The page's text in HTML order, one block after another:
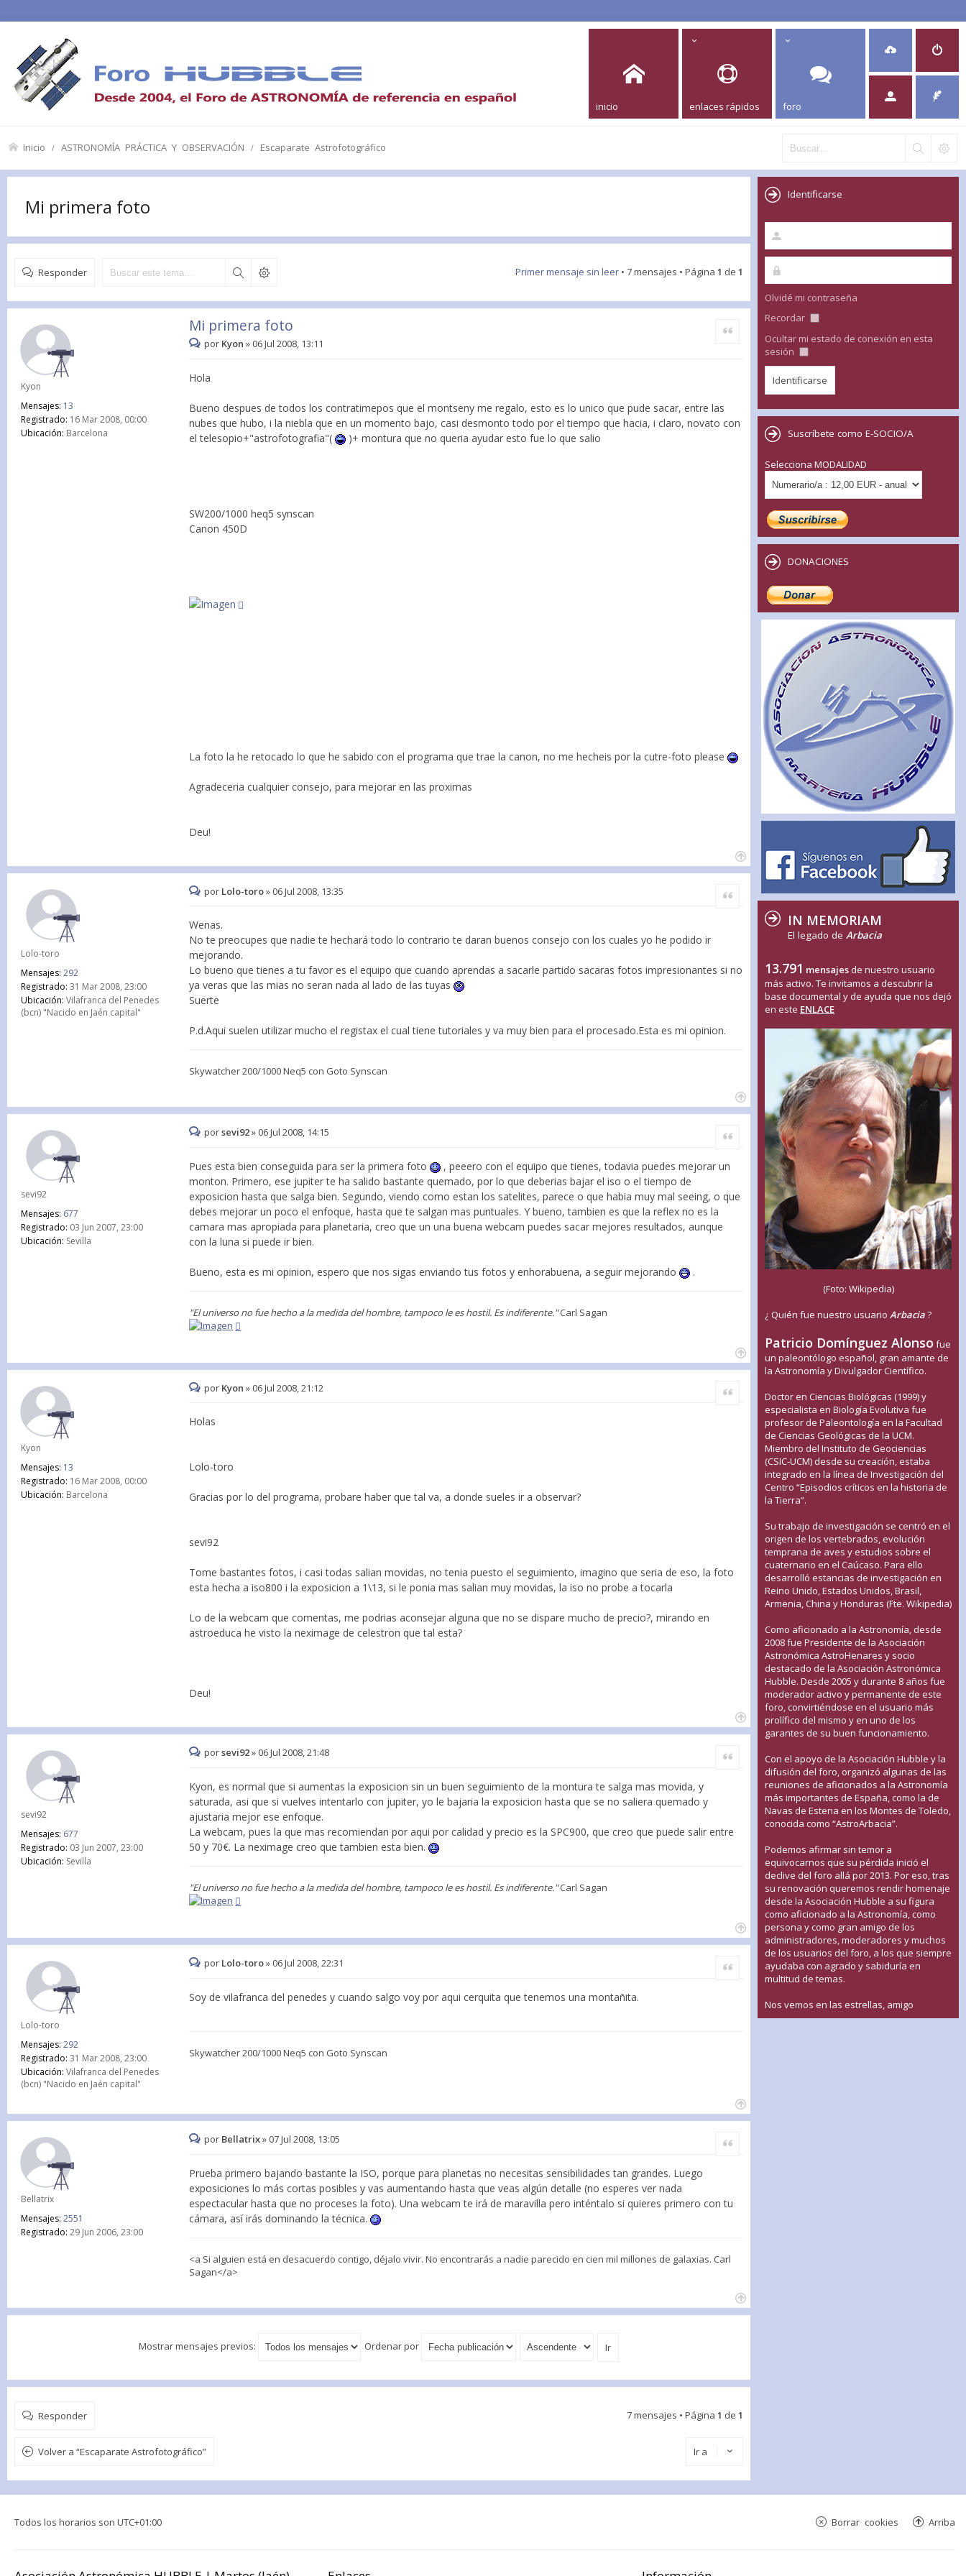
inicio enlaces rápidos foro
Inicio ASTRONOMÍA PRÁCTICA Y OBSERVACIÓN Escaparate Astrofotográfico
Mi primera foto
Responder Primer mensaje sin leer • 7 mensajes • Página 1 de 1
Kyon
Mensajes: 13
Registrado: 16 Mar 2008, 00:00
Ubicación: Barcelona
Mi primera foto Citar
por Kyon »06 Jul 2008, 13:11
Hola
Bueno despues de todos los contratimepos que el montseny me regalo, esto es lo unico que pude sacar, entre las
nubes que hubo, i la niebla que en un momento bajo, casi desmonto todo por el tiempo que hacia, i claro, novato con
el telesopio+"astrofotografia"(
)+ montura que no queria ayudar esto fue lo que salio
SW200/1000 heq5 synscan
Canon 450D
La foto la he retocado lo que he sabido con el programa que trae la canon, no me hecheis por la cutre-foto please
Agradeceria cualquier consejo, para mejorar en las proximas
Deu!
Lolo-toro
Mensajes: 292
Registrado: 31 Mar 2008, 23:00
Ubicación: Vilafranca del Penedes
(bcn) "Nacido en Jaén capital"
Citar
por Lolo-toro»06 Jul 2008, 13:35
Wenas.
No te preocupes que nadie te hechará todo lo contrario te daran buenos consejo con los cuales yo he podido ir
mejorando.
Lo bueno que tienes a tu favor es el equipo que cuando aprendas a sacarle partido sacaras fotos impresionantes si no
ya veras que las mias no seran nada al lado de las tuyas
Suerte
P.d.Aqui suelen utilizar mucho el registax el cual tiene tutoriales y va muy bien para el procesado.Esta es mi opinion.
Skywatcher 200/1000 Neq5 con Goto Synscan
sevi92
Mensajes: 677
Registrado: 03 Jun 2007, 23:00
Ubicación: Sevilla
Citar
porsevi92»06 Jul 2008, 14:15
Pues esta bien conseguida para ser la primera foto
, peeero con el equipo que tienes, todavia puedes mejorar un
monton. Primero, ese jupiter te ha salido bastante quemado, por lo que deberias bajar el iso o el tiempo de
exposicion hasta que salga bien. Segundo, viendo como estan los satelites, parece o que habia muy mal seeing, o que
debes mejorar un poco el enfoque, hasta que te salgan mas puntuales. Y bueno, tambien es que la reflex no es la
camara mas apropiada para planetaria, creo que un una buena webcam puedes sacar mejores resultados, aunque
con la luna si puede ir bien.
Bueno, esta es mi opinion, espero que nos sigas enviando tus fotos y enhorabuena, a seguir mejorando .
"El universo no fue hecho a la medida del hombre, tampoco le es hostil. Es indiferente."Carl Sagan
Kyon
Mensajes: 13
Registrado: 16 Mar 2008, 00:00
Ubicación: Barcelona
Citar
por Kyon »06 Jul 2008, 21:12
Holas
Lolo-toro
Gracias por lo del programa, probare haber que tal va, a donde sueles ir a observar?
sevi92
Tome bastantes fotos, i casi todas salian movidas, no tenia puesto el seguimiento, imagino que seria de eso, la foto
esta hecha a iso800 i la exposicion a 1\13, si le ponia mas salian muy movidas, la iso no probe a tocarla
Lo de la webcam que comentas, me podrias aconsejar alguna que no se dispare mucho de precio?, mirando en
astroeduca he visto la neximage de celestron que tal esta?
Deu!
sevi92
Mensajes: 677
Registrado: 03 Jun 2007, 23:00
Ubicación: Sevilla
Citar
porsevi92»06 Jul 2008, 21:48
Kyon, es normal que si aumentas la exposicion sin un buen seguimiento de la montura te salga mas movida, y
saturada, asi que si vuelves intentarlo con jupiter, yo le bajaria la exposicion hasta que se no saliera quemado y
ajustaria mejor ese enfoque.
La webcam, pues la que mas recomiendan por aqui por calidad y precio es la SPC900, que creo que puede salir entre
50 y 70€. La neximage creo que tambien esta bien.
"El universo no fue hecho a la medida del hombre, tampoco le es hostil. Es indiferente."Carl Sagan
Lolo-toro
Mensajes: 292
Registrado: 31 Mar 2008, 23:00
Ubicación: Vilafranca del Penedes
(bcn) "Nacido en Jaén capital"
Citar
por Lolo-toro»06 Jul 2008, 22:31
Soy de vilafranca del penedes y cuando salgo voy por aqui cerquita que tenemos una montañita.
Skywatcher 200/1000 Neq5 con Goto Synscan
Bellatrix
Mensajes: 2551
Registrado: 29 Jun 2006, 23:00
Citar
por Bellatrix»07 Jul 2008, 13:05
Prueba primero bajando bastante la ISO, porque para planetas no necesitas sensibilidades tan grandes. Luego
exposiciones lo más cortas posibles y vas aumentando hasta que veas algún detalle (no esperes ver nada
espectacular hasta que no proceses la foto). Una webcam te irá de maravilla pero inténtalo si quieres primero con tu
cámara, así irás dominando la técnica.
<a Si alguien está en desacuerdo contigo, déjalo vivir. No encontrarás a nadie parecido en cien mil millones de galaxias. Carl
Sagan</a>
Mostrar mensajes previos: Ordenar por
Responder 7 mensajes • Página 1 de 1
Volver a “Escaparate Astrofotográfico” Ir a
Identificarse
Olvidé mi contraseña
Recordar
Ocultar mi estado de conexión en esta
sesión
Suscríbete como E-SOCIO/A
Selecciona MODALIDAD
DONACIONES
IN MEMORIAM
El legado de Arbacia
13.791 mensajes de nuestro usuario
más activo. Te invitamos a descubrir la
base documental y de ayuda que nos dejó
en este ENLACE
(Foto: Wikipedia)
¿ Quién fue nuestro usuario Arbacia?
Patricio Domínguez Alonso fue
un paleontólogo español, gran amante de
la Astronomía y Divulgador Científico.
Doctor en Ciencias Biológicas (1999) y
especialista en Biología Evolutiva fue
profesor de Paleontología en la Facultad
de Ciencias Geológicas de la UCM.
Miembro del Instituto de Geociencias
(CSIC-UCM) desde su creación, estaba
integrado en la línea de Investigación del
Centro “Episodios críticos en la historia de
la Tierra”.
Su trabajo de investigación se centró en el
origen de los vertebrados, evolución
temprana de aves y estudios sobre el
cuaternario en el Caúcaso. Para ello
desarrolló estancias de investigación en
Reino Unido, Estados Unidos, Brasil,
Armenia, China y Honduras (Fte. Wikipedia)
Como aficionado a la Astronomía, desde
2008 fue Presidente de la Asociación
Astronómica AstroHenares y socio
destacado de la Asociación Astronómica
Hubble. Desde 2005 y durante 8 años fue
moderador activo y permanente de este
foro, convirtiéndose en el usuario más
prolífico del mismo y en uno de los
garantes de su buen funcionamiento.
Con el apoyo de la Asociación Hubble y la
difusión del foro, organizó algunas de las
reuniones de aficionados a la Astronomía
más importantes de España, como la de
Navas de Estena en los Montes de Toledo,
conocida como “AstroArbacia”.
Podemos afirmar sin temor a
equivocarnos que su pérdida inició el
declive del foro allá por 2013. Por eso, tras
su renovación queremos rendir homenaje
desde la Asociación Hubble a su figura
como aficionado a la Astronomía, como
persona y como gran amigo de los
administradores, moderadores y muchos
de los usuarios del foro, a los que siempre
ayudaba con agrado y sabiduría en
multitud de temas.
Nos vemos en las estrellas, amigo
Todos los horarios son UTC+01:00 Arriba
Borrar cookies